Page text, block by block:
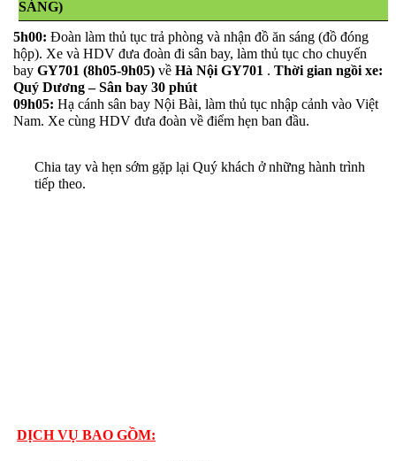
SÁNG)
5h00: Đoàn làm thủ tục trả phòng và nhận đồ ăn sáng (đồ đóng
hộp). Xe và HDV đưa đoàn đi sân bay, làm thủ tục cho chuyến
bay GY701 (8h05-9h05) về Hà Nội GY701 . Thời gian ngồi xe:
Quý Dương – Sân bay 30 phút
09h05: Hạ cánh sân bay Nội Bài, làm thủ tục nhập cảnh vào Việt
Nam. Xe cùng HDV đưa đoàn về điểm hẹn ban đầu.
Chia tay và hẹn sớm gặp lại Quý khách ở những hành trình
tiếp theo.
DỊCH VỤ BAO GỒM: